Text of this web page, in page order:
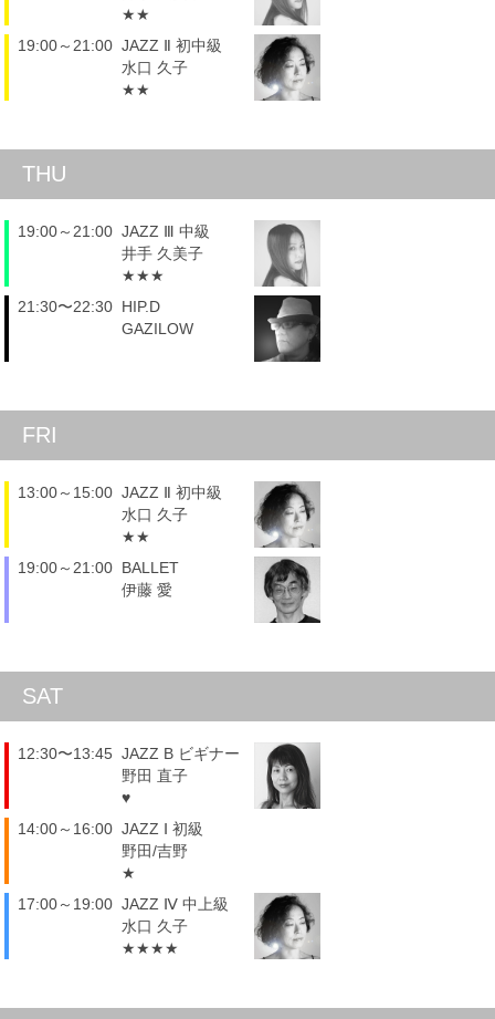
★★
19:00～21:00 JAZZ Ⅱ 初中級
水口 久子
★★
THU
19:00～21:00 JAZZ Ⅲ 中級
井手 久美子
★★★
21:30〜22:30 HIP.D
GAZILOW
FRI
13:00～15:00 JAZZ Ⅱ 初中級
水口 久子
★★
19:00～21:00 BALLET
伊藤 愛
SAT
12:30〜13:45 JAZZ B ビギナー
野田 直子
♥
14:00～16:00 JAZZ Ⅰ 初級
野田/吉野
★
17:00～19:00 JAZZ Ⅳ 中上級
水口 久子
★★★★